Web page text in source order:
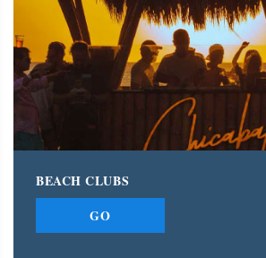
BEACH CLUBS
GO